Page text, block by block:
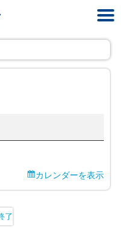
カレンダーを表示
了